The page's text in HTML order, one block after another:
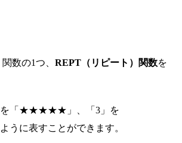
数の1つ、 REPT（リピート）関数を
を「★★★★★」、「3」を
に表すことができます。